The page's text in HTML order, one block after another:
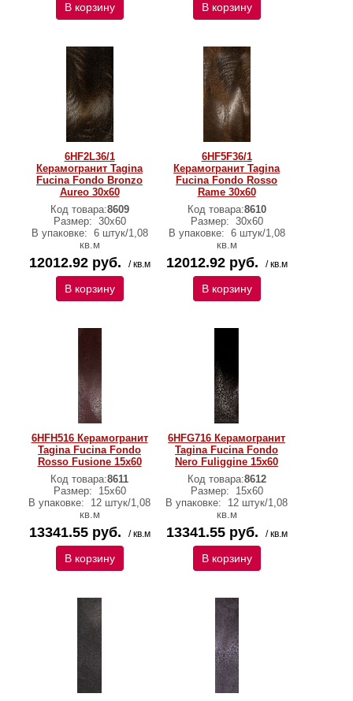
В корзину В корзину
6HF2L36/1
Керамогранит Tagina
Fucina Fondo Bronzo
Aureo 30x60
Код товара:8609
Размер: 30x60
В упаковке: 6 штук/1,08
кв.м
12012.92 руб. / кв.м
В корзину
6HF5F36/1
Керамогранит Tagina
Fucina Fondo Rosso
Rame 30x60
Код товара:8610
Размер: 30x60
В упаковке: 6 штук/1,08
кв.м
12012.92 руб. / кв.м
В корзину
6HFH516 Керамогранит
Tagina Fucina Fondo
Rosso Fusione 15x60
Код товара:8611
Размер:
15x60
В упаковке:
12 штук/1,08
кв.м
13341.55 руб. / кв.м
В корзину
6HFG716 Керамогранит
Tagina Fucina Fondo
Nero Fuliggine 15x60
Код товара:8612
Размер:
15x60
В упаковке:
12 штук/1,08
кв.м
13341.55 руб. / кв.м
В корзину